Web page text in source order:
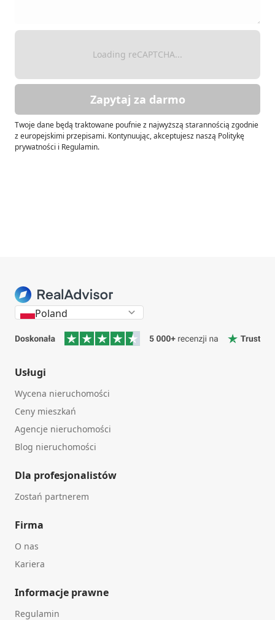
Loading reCAPTCHA...
Zapytaj za darmo
Twoje dane będą traktowane poufnie z najwyższą starannością zgodnie
z europejskimi przepisami. Kontynuując, akceptujesz naszą Politykę
prywatności i Regulamin.
Poland
Usługi
Wycena nieruchomości
Ceny mieszkań
Agencje nieruchomości
Blog nieruchomości
Dla profesjonalistów
Zostań partnerem
Firma
O nas
Kariera
Informacje prawne
Regulamin